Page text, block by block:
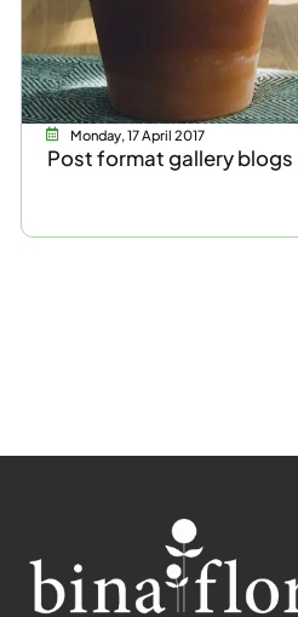
Monday, 17 April 2017
Post format gallery blogs